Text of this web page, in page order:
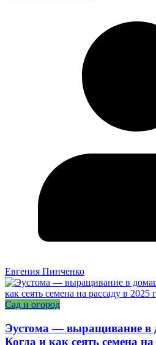
Евгения Пинченко
Сад и огород
Эустома — выращивание в
Когда и как сеять семена